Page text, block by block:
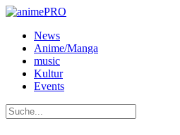
News
Anime/Manga
music
Kultur
Events